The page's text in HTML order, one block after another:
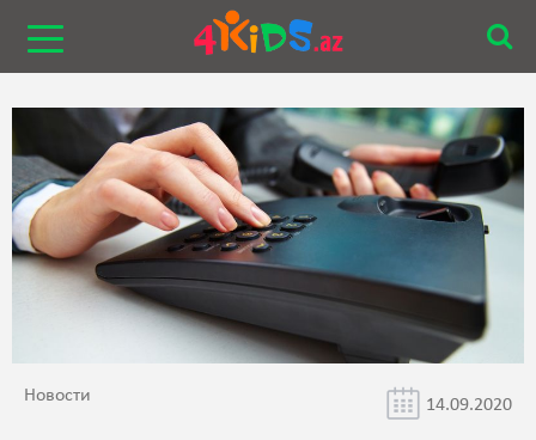
Новости 14.09.2020